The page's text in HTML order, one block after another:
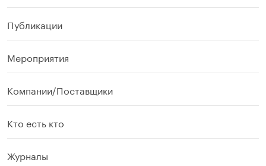
Публикации
Мероприятия
Компании/Поставщики
Кто есть кто
Журналы